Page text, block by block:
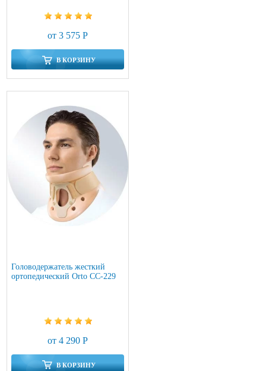
от 3 575 Р
В КОРЗИНУ
Головодержатель жесткий
ортопедический Orto CC-229
от 4 290 Р
В КОРЗИНУ